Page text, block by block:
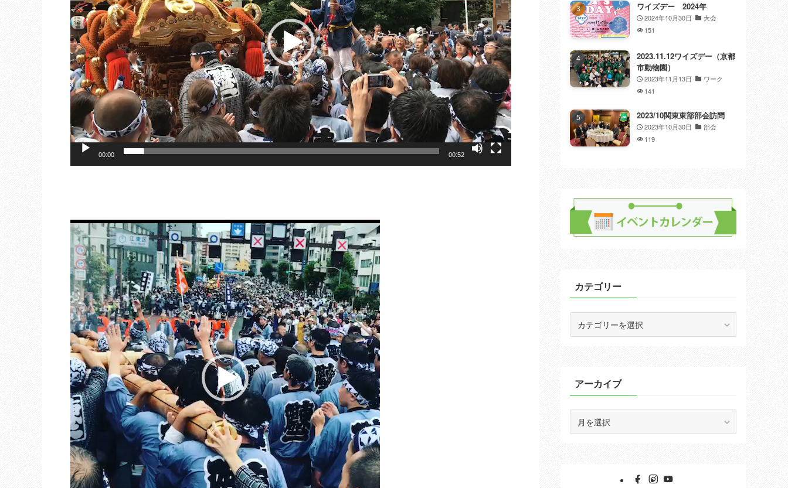
ヤ
ー
00:00 00:52
動
画
プ
レ
ー
ヤ
ー
ワイズデー 2024年
2024年10月30日
大会
151
2023.11.12ワイズデー（京都
市動物園）
2023年11月13日
ワーク
141
2023/10関東東部部会訪問
2023年10月30日
部会
119
カテゴリー
アーカイブ